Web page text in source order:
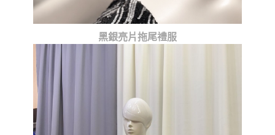
黑銀亮片拖尾禮服